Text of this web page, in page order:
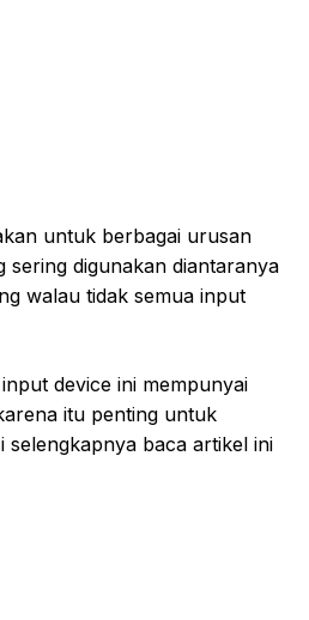
untuk berbagai urusan
sering digunakan diantaranya
walau tidak semua input
device ini mempunyai
itu penting untuk
selengkapnya baca artikel ini